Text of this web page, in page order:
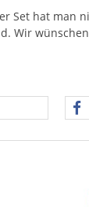
Set hat man
Wir